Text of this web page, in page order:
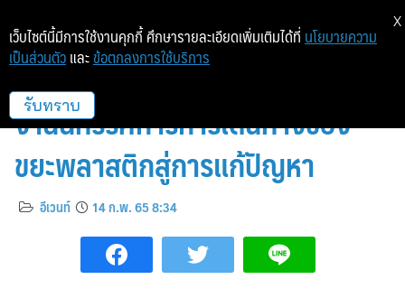
ปลดล็อคพลาสติกจากร่างแห ผ่าน
งานนิทรรศการการเดินทางของ
ขยะพลาสติกสู่การแก้ปัญหา
อีเวนท์ 14 ก.พ. 65 8:34
เว็บไซต์นี้มีการใช้งานคุกกี้ ศึกษารายละเอียดเพิ่มเติมได้ที่ นโยบายความ
เป็นส่วนตัว และ ข้อตกลงการใช้บริการ
รับทราบ
X